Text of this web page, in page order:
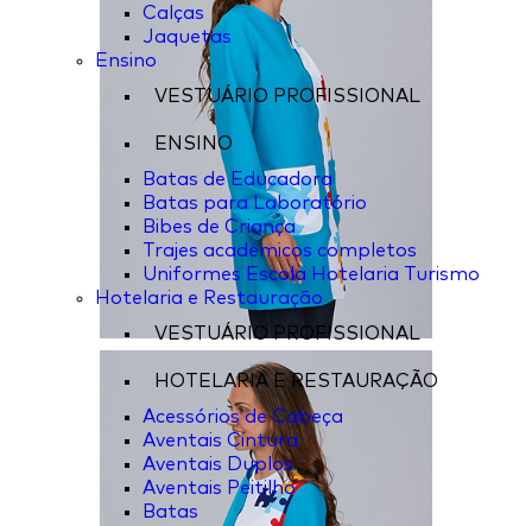
Calças
Jaquetas
Ensino
VESTUÁRIO PROFISSIONAL
ENSINO
Batas de Educadora
Batas para Laboratório
Bibes de Criança
Trajes académicos completos
Uniformes Escola Hotelaria Turismo
Hotelaria e Restauração
VESTUÁRIO PROFISSIONAL
HOTELARIA E RESTAURAÇÃO
Acessórios de Cabeça
Aventais Cintura
Aventais Duplos
Aventais Peitilho
Batas